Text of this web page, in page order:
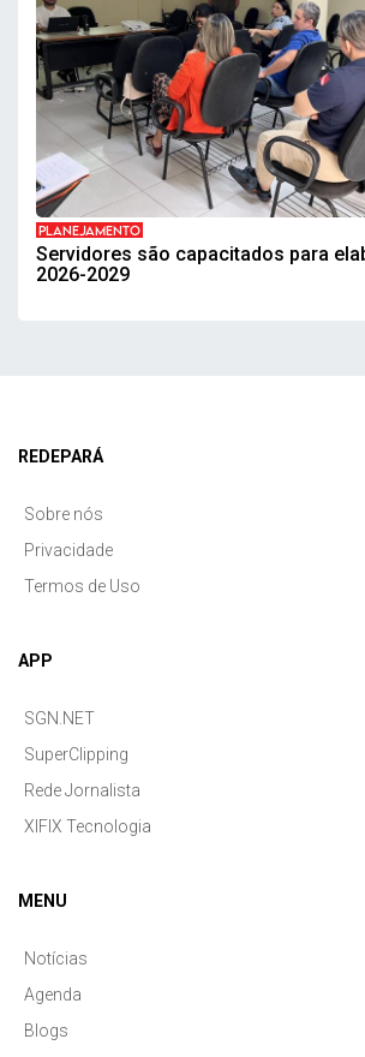
PLANEJAMENTO
Servidores são capacitados para
2026-2029
REDEPARÁ
Sobre nós
Privacidade
Termos de Uso
APP
SGN.NET
SuperClipping
Rede Jornalista
XIFIX Tecnologia
MENU
Notícias
Agenda
Blogs